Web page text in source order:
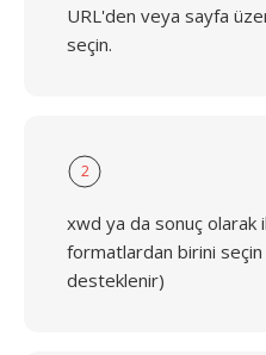
URL'den veya sayfa
seçin.
2
xwd ya da sonuç olarak
formatlardan birini
desteklenir)